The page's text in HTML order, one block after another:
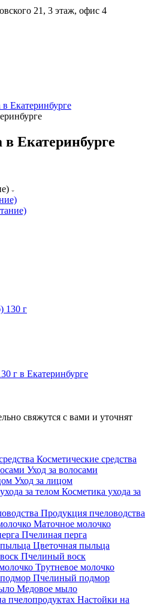
21, 3 этаж, офис 4
Екатеринбурге
Екатеринбурге
г в Екатеринбурге
свяжутся с вами и уточнят
Косметические средства
Уход за волосами
Уход за лицом
Косметика ухода за
Продукция пчеловодства
Маточное молочко
Пчелиная перга
Цветочная пыльца
Пчелиный воск
Трутневое молочко
Пчелиный подмор
Медовое мыло
Настойки на